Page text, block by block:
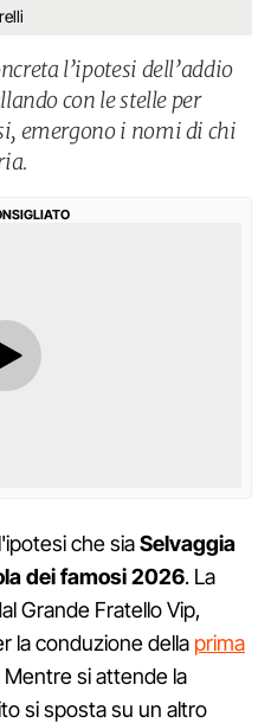
l’ipotesi dell’addio
con le stelle per
emergono i nomi di chi
che siaSelvaggia
dei famosi 2026. La
Grande Fratello Vip,
la conduzione della prima
Mentre si attende la
si sposta su un altro